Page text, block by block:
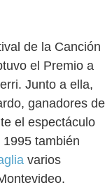
de la Canción
el Premio a
Junto a ella,
ganadores de
el espectáculo
también
varios